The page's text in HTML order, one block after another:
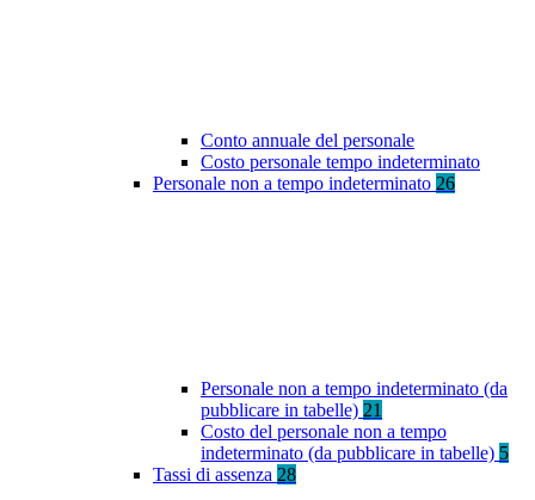
Conto annuale del personale
Costo personale tempo indeterminato
Personale non a tempo indeterminato 26
Personale non a tempo indeterminato (da
pubblicare in tabelle) 21
Costo del personale non a tempo
indeterminato (da pubblicare in tabelle) 5
Tassi di assenza 28